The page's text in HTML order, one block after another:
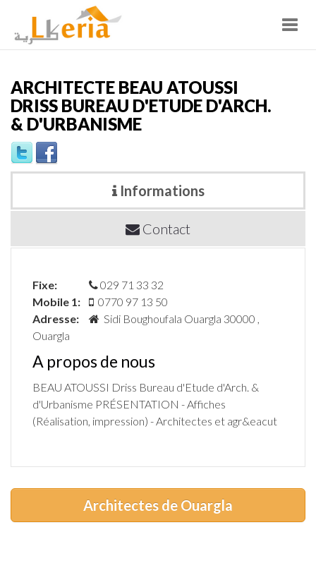
ARCHITECTE BEAU ATOUSSI
DRISS BUREAU D'ETUDE D'ARCH.
& D'URBANISME
Informations
Contact
Fixe:
029 71 33 32
Mobile 1:
0770 97 13 50
Adresse:
Sidi Boughoufala Ouargla 30000 ,
Ouargla
A propos de nous
BEAU ATOUSSI Driss Bureau d'Etude d'Arch. &
d'Urbanisme PRÉSENTATION - Affiches
(Réalisation, impression) - Architectes et agr&eacut
Architectes de Ouargla